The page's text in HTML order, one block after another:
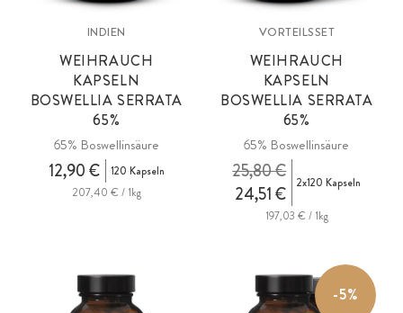
INDIEN
WEIHRAUCH
KAPSELN
BOSWELLIA SERRATA
65%
65% Boswellinsäure
12,90 €
120 Kapseln
207,40 € / 1kg
VORTEILSSET
WEIHRAUCH
KAPSELN
BOSWELLIA SERRATA
65%
65% Boswellinsäure
24,51 €
25,80 € 2x120 Kapseln
197,03 € / 1kg
-5%